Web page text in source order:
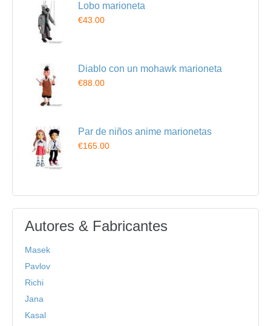
Lobo marioneta
€43.00
Diablo con un mohawk marioneta
€88.00
Par de niños anime marionetas
€165.00
Autores & Fabricantes
Masek
Pavlov
Richi
Jana
Kasal